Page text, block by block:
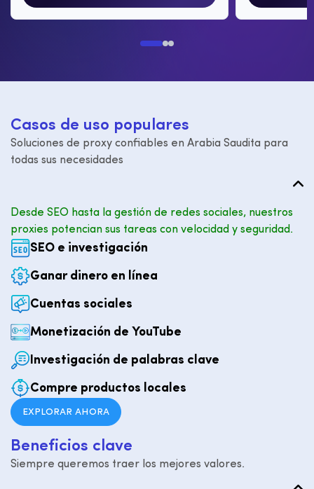
Casos de uso populares
Soluciones de proxy confiables en Arabia Saudita para
todas sus necesidades
Desde SEO hasta la gestión de redes sociales, nuestros
proxies potencian sus tareas con velocidad y seguridad.
SEO e investigación
Ganar dinero en línea
Cuentas sociales
Monetización de YouTube
Investigación de palabras clave
Compre productos locales
EXPLORAR AHORA
Beneficios clave
Siempre queremos traer los mejores valores.